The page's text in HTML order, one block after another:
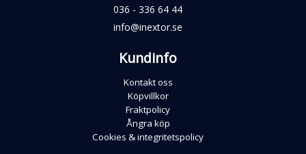
036 - 336 64 44
info@inextor.se
Kundinfo
Kontakt oss
Köpvillkor
Fraktpolicy
Ångra köp
Cookies & integritetspolicy